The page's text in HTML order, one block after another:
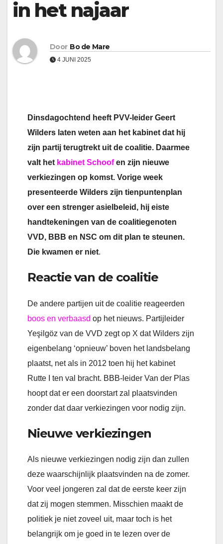
in het najaar
Door Bo de Mare
4 JUNI 2025
Dinsdagochtend heeft PVV-leider Geert
Wilders laten weten aan het kabinet dat hij
zijn partij terugtrekt uit de coalitie. Daarmee
valt het kabinet Schoofen zijn nieuwe
verkiezingen op komst. Vorige week
presenteerde Wilders zijn tienpuntenplan
over een strenger asielbeleid, hij eiste
handtekeningen van de coalitiegenoten
VVD, BBB en NSC om dit plan te steunen.
Die kwamen er niet.
Reactie van de coalitie
De andere partijen uit de coalitie reageerden
boos en verbaasd op het nieuws. Partijleider
Yeşilgöz van de VVD zegt op X dat Wilders zijn
eigenbelang ‘opnieuw’ boven het landsbelang
plaatst, net als in 2012 toen hij het kabinet
Rutte I ten val bracht. BBB-leider Van der Plas
hoopt dat er een doorstart zal plaatsvinden
zonder dat daar verkiezingen voor nodig zijn.
Nieuwe verkiezingen
Als nieuwe verkiezingen nodig zijn dan zullen
deze waarschijnlijk plaatsvinden na de zomer.
Voor veel jongeren zal dat de eerste keer zijn
dat zij mogen stemmen. Misschien maakt de
politiek je niet zoveel uit, maar toch is het
belangrijk om je goed in te lezen over de